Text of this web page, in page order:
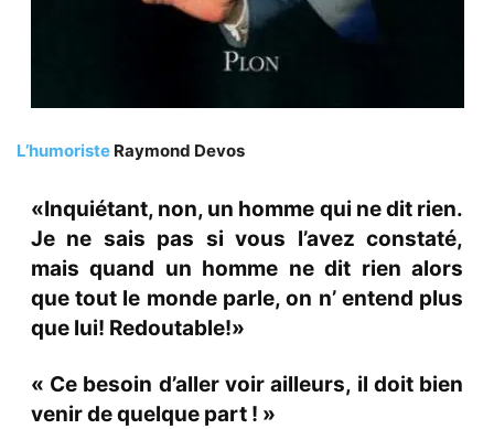
L’humoriste Raymond Devos
«Inquiétant, non, un homme qui ne dit rien.
Je ne sais pas si vous l’avez constaté,
mais quand un homme ne dit rien alors
que tout le monde parle, on n’ entend plus
que lui! Redoutable!»
« Ce besoin d’aller voir ailleurs, il doit bien
venir de quelque part ! »